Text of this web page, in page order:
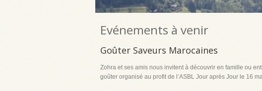
Evénements à venir
Goûter Saveurs Marocaines
Zohra et ses amis nous invitent à découvrir en famille ou
goûter organisé au profit de l’ASBL Jour après Jour le 16